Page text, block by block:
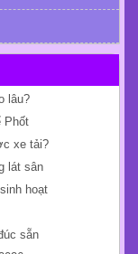
lâu?
Phốt
xe tải?
lát sân
hoạt
sẵn